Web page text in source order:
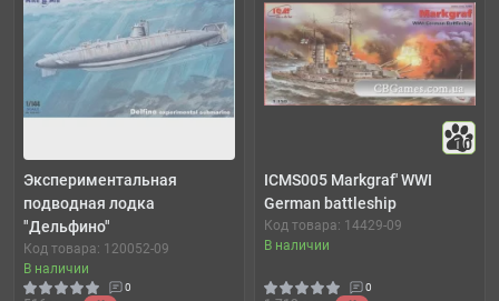
Экспериментальная
подводная лодка
"Дельфино"
Код товара: 120052-09
В наличии
0
10
ICMS005 Markgraf' WWI
German battleship
Код товара: 14429-09
В наличии
0